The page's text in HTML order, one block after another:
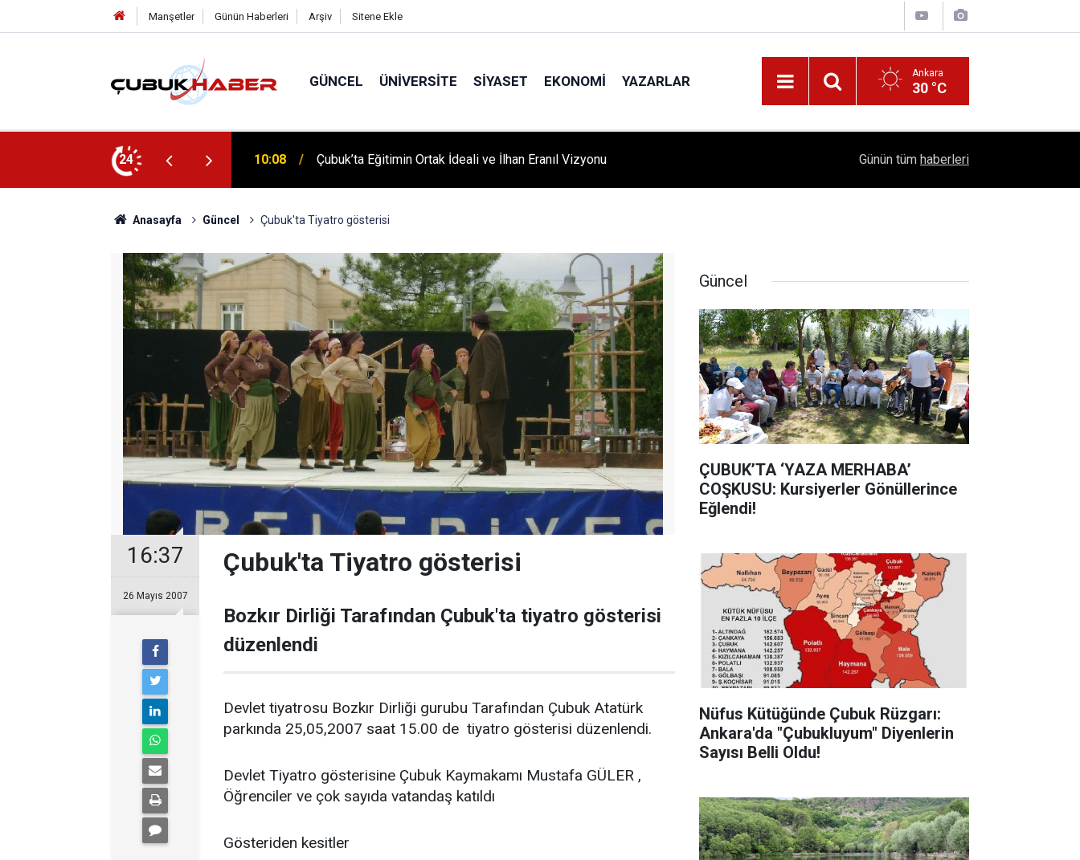
Manşetler Günün Haberleri Arşiv Sitene Ekle
GÜNCEL ÜNIVERSITE SIYASET EKONOMI YAZARLAR Ankara
30 °C
24 12:06 ÇUBUK’TA ‘YAZA MERHABA’ COŞKUSU: Kursiyerler Gönüllerince Eğlendi! 1504 Kep, Tek Bir Hedef: Bilim Kenti Çubuk
Günün tüm haberleri
Anasayfa Güncel Çubuk'ta Tiyatro gösterisi
16:37
26 Mayıs 2007
Çubuk'ta Tiyatro gösterisi
Bozkır Dirliği Tarafından Çubuk'ta tiyatro gösterisi
düzenlendi
Devlet tiyatrosu Bozkır Dirliği gurubu Tarafından Çubuk Atatürk
parkında 25,05,2007 saat 15.00 de tiyatro gösterisi düzenlendi.
Devlet Tiyatro gösterisine Çubuk Kaymakamı Mustafa GÜLER ,
Öğrenciler ve çok sayıda vatandaş katıldı
Gösteriden kesitler
Güncel
ÇUBUK’TA ‘YAZA MERHABA’
COŞKUSU: Kursiyerler Gönüllerince
Eğlendi!
Nüfus Kütüğünde Çubuk Rüzgarı:
Ankara'da "Çubukluyum" Diyenlerin
Sayısı Belli Oldu!